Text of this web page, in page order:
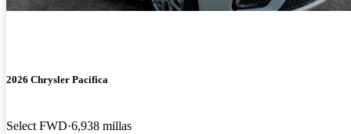
2026 Chrysler Pacifica
Select FWD 6,938 millas